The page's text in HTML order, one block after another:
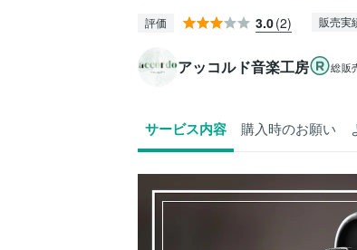
評価 3.0(2) 販売実
アッコルド音楽工房 総販
サービス内容 購入時のお願い